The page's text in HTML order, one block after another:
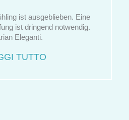
ist ausgeblieben. Eine
ist dringend notwendig.
Eleganti.
TUTTO